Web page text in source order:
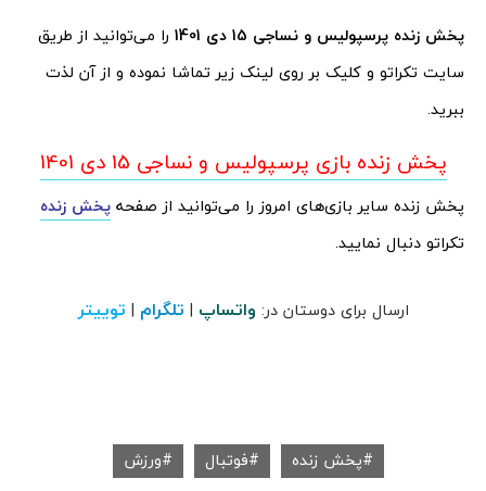
پخش زنده پرسپولیس و نساجی 15 دی
را می‌توانید از طریق
سایت تکراتو و کلیک بر روی لینک زیر تماشا نموده و از آن لذت
ببرید.
پخش زنده بازی پرسپولیس و نساجی 15 دی 1401
پخش زنده سایر بازی‌های امروز را می‌توانید از صفحه پخش زنده
تکراتو دنبال نمایید.
ارسال برای دوستان در: واتساپ | تلگرام | توییتر
پخش زنده فوتبال ورزش